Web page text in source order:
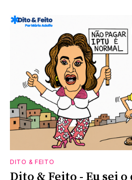
DITO & FEITO